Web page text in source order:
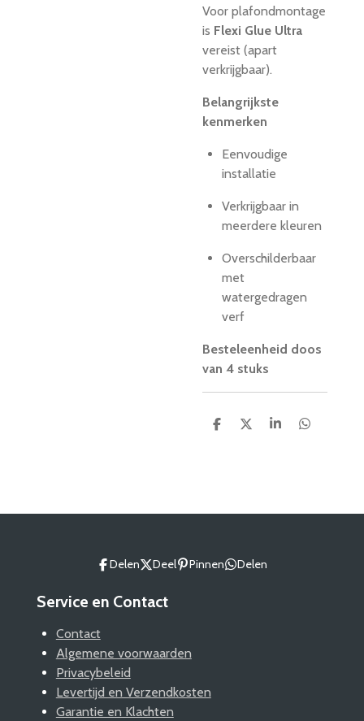
Voor plafondmontage
is Flexi Glue Ultra
vereist (apart
verkrijgbaar).
Belangrijkste
kenmerken
Eenvoudige
installatie
Verkrijgbaar in
meerdere kleuren
Overschilderbaar
met
watergedragen
verf
Besteleenheid doos
van 4 stuks
D
D
S
D
Delen Deel Pinnen Delen
Service en Contact
Contact
Algemene voorwaarden
Privacybeleid
Levertijd en Verzendkosten
Garantie en Klachten